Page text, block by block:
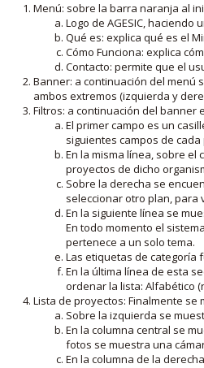
Menú: sobre la barra naranja al
Logo de AGESIC,
Qué es: explica qué es el
Cómo Funciona: explica
Contacto: permite que el
Banner: a continuación del menú
ambos extremos (izquierda y
Filtros: a continuación del banner
El primer campo es un
siguientes campos de
En la misma línea, sobre
proyectos de dicho
Sobre la derecha se
seleccionar otro plan, para
En la siguiente línea se
En todo momento el
pertenece a un solo tema.
Las etiquetas de categoría
En la última línea de esta
ordenar la lista: Alfabético
Lista de proyectos: Finalmente
Sobre la izquierda se
En la columna central se
fotos se muestra una
En la columna de la